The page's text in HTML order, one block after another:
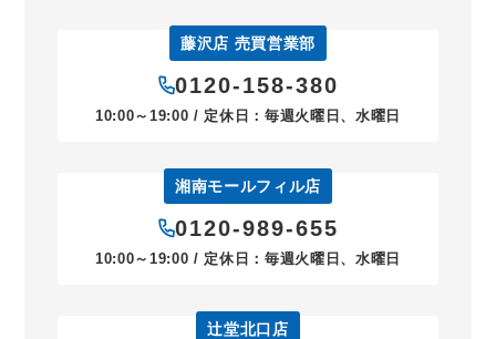
藤沢店 売買営業部
0120-158-380
10:00～19:00 / 定休日：毎週火曜日、水曜日
湘南モールフィル店
0120-989-655
10:00～19:00 / 定休日：毎週火曜日、水曜日
辻堂北口店